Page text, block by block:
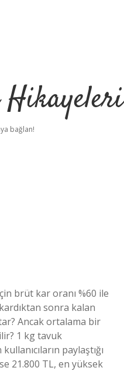
bağlan!
brüt kar oranı %60 ile
sonra kalan
Ancak ortalama bir
1 kg tavuk
paylaştığı
21.800 TL, en yüksek